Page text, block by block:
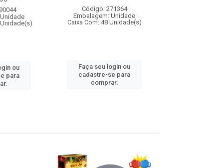
ou
para
Código: 271364
Embalagem: Unidade
Caixa Com: 48 Unidade(s)
Faça seu login ou
cadastre-se para
comprar.